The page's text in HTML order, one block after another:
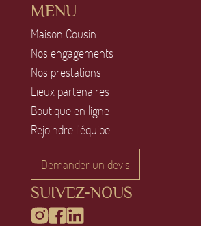
MENU
Maison Cousin
Nos engagements
Nos prestations
Lieux partenaires
Boutique en ligne
Rejoindre l’équipe
Demander un devis
SUIVEZ-NOUS